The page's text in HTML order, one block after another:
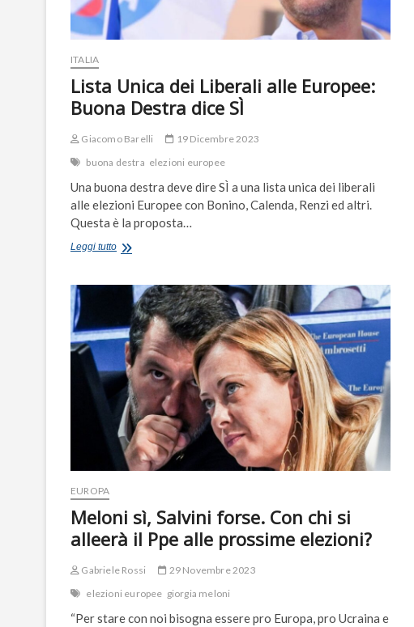
ITALIA
Lista Unica dei Liberali alle Europee:
Buona Destra dice SÌ
Giacomo Barelli
19 Dicembre 2023
buona destra elezioni europee
Una buona destra deve dire SÌ a una lista unica dei liberali
alle elezioni Europee con Bonino, Calenda, Renzi ed altri.
Questa è la proposta…
Leggi tuttoLista
Liberali
Europee:
Buona
Destra
dice
SÌ
EUROPA
Meloni sì, Salvini forse. Con chi si
alleerà il Ppe alle prossime elezioni?
Gabriele Rossi
29 Novembre 2023
elezioni europee giorgia meloni
“Per stare con noi bisogna essere pro Europa, pro Ucraina e